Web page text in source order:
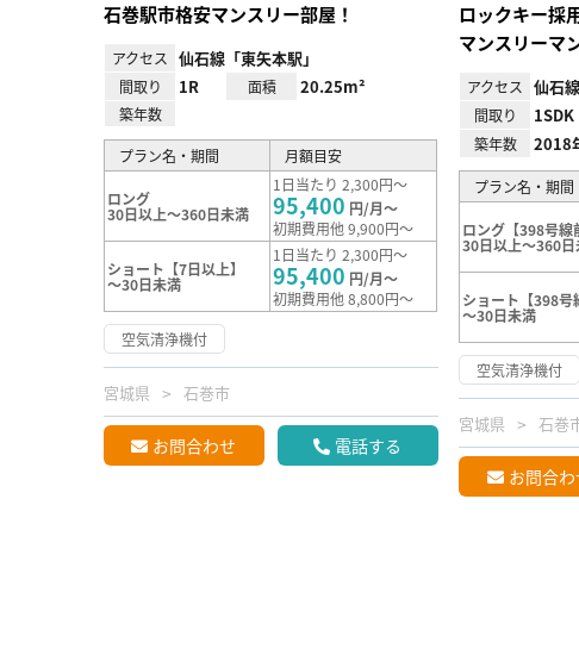
石巻駅市格安マンスリー部屋！
アクセス 仙石線「東矢本駅」
間取り 1R 面積 20.25m²
築年数
プラン名・期間 月額目安
ロング
30日以上～360日未満
1日当たり 2,300円～
95,400 円/月～
初期費用他 9,900円～
ショート【7日以上】
～30日未満
1日当たり 2,300円～
95,400 円/月～
初期費用他 8,800円～
空気清浄機付
宮城県 石巻市
お問合わせ 電話する
ロックキー採
マンスリーマ
アクセス 仙石
間取り 1SDK
築年数 2018
プラン名・期間
ロング【398号線
30日以上～360日
ショート【398号
～30日未満
空気清浄機付
宮城県 石巻
お問合わ